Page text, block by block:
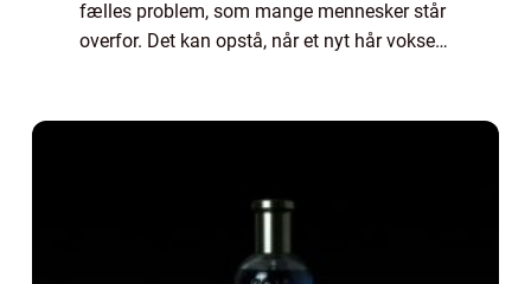
fælles problem, som mange mennesker står
overfor. Det kan opstå, når et nyt hår vokser